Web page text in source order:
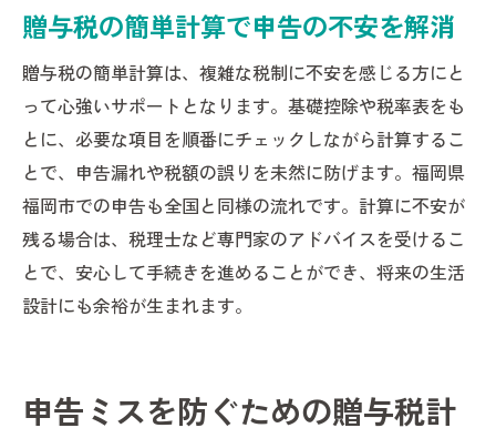
贈与税の簡単計算で申告の不安を解消
贈与税の簡単計算は、複雑な税制に不安を感じる方にと
って心強いサポートとなります。基礎控除や税率表をも
とに、必要な項目を順番にチェックしながら計算するこ
とで、申告漏れや税額の誤りを未然に防げます。福岡県
福岡市での申告も全国と同様の流れです。計算に不安が
残る場合は、税理士など専門家のアドバイスを受けるこ
とで、安心して手続きを進めることができ、将来の生活
設計にも余裕が生まれます。
申告ミスを防ぐための贈与税計